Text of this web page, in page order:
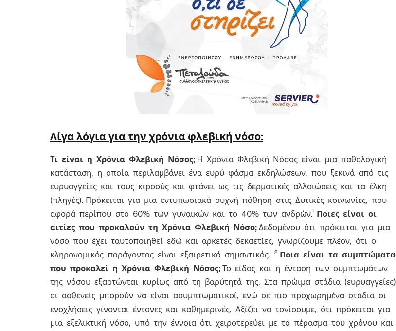
Λίγα λόγια για την χρόνια φλεβική νόσο:
Τι είναι η Χρόνια Φλεβική Νόσος; Η Χρόνια Φλεβική Νόσος είναι μια παθολογική
κατάσταση, η οποία περιλαμβάνει ένα ευρύ φάσμα εκδηλώσεων, που ξεκινά από τις
ευρυαγγείες και τους κιρσούς και φτάνει ως τις δερματικές αλλοιώσεις και τα έλκη
(πληγές). Πρόκειται για μια εντυπωσιακά συχνή πάθηση στις Δυτικές κοινωνίες, που
αφορά περίπου στο 60% των γυναικών και το 40% των ανδρών.1 Ποιες είναι οι
αιτίες που προκαλούν τη Χρόνια Φλεβική Νόσο; Δεδομένου ότι πρόκειται για μια
νόσο που έχει ταυτοποιηθεί εδώ και αρκετές δεκαετίες, γνωρίζουμε πλέον, ότι ο
κληρονομικός παράγοντας είναι εξαιρετικά σημαντικός.
2 Ποια είναι τα συμπτώματα
που προκαλεί η Χρόνια Φλεβική Νόσος; Το είδος και η ένταση των συμπτωμάτων
της νόσου εξαρτώνται κυρίως από τη βαρύτητά της. Στα πρώιμα στάδια (ευρυαγγείες)
οι ασθενείς μπορούν να είναι ασυμπτωματικοί, ενώ σε πιο προχωρημένα στάδια οι
ενοχλήσεις γίνονται έντονες και καθημερινές. Αξίζει να τονίσουμε, ότι πρόκειται για
μια εξελικτική νόσο, υπό την έννοια ότι χειροτερεύει με το πέρασμα του χρόνου και